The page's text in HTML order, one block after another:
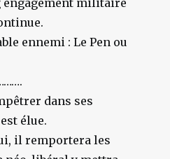
militaire
ennemi : Le Pen ou
dans ses
élue.
il remportera les